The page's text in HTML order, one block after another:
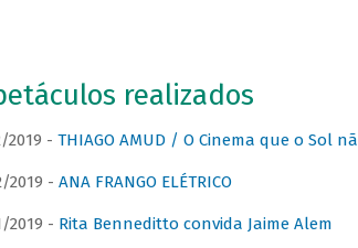
realizados
2019 - THIAGO AMUD / O Cinema que o Sol
2019 - ANA FRANGO ELÉTRICO
2019 - Rita Benneditto convida Jaime Alem